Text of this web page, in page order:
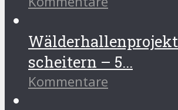
scheitern – 5...
Kommentare